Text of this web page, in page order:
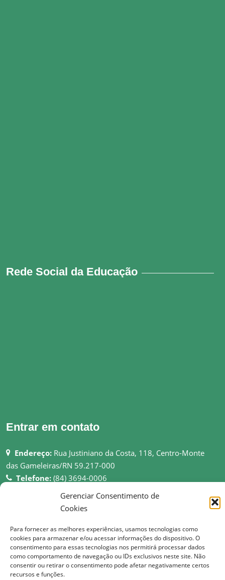
Gerenciar Consentimento de
Cookies
Para fornecer as melhores experiências, usamos tecnologias como
cookies para armazenar e/ou acessar informações do dispositivo. O
consentimento para essas tecnologias nos permitirá processar dados
como comportamento de navegação ou IDs exclusivos neste site. Não
consentir ou retirar o consentimento pode afetar negativamente certos
recursos e funções.
Rede Social da Educação
Entrar em contato
Endereço: Rua Justiniano da Costa, 118, Centro-Monte
das Gameleiras/RN 59.217-000
Telefone: (84) 3694-0006
pmmgameleiras@hotmail.com
http://montedasgameleiras.rn.gov.br
Atendimento ao Público: 08h as 13h